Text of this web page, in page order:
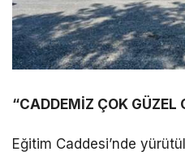
“CADDEMİZ ÇOK GÜZEL
Eğitim Caddesi’nde